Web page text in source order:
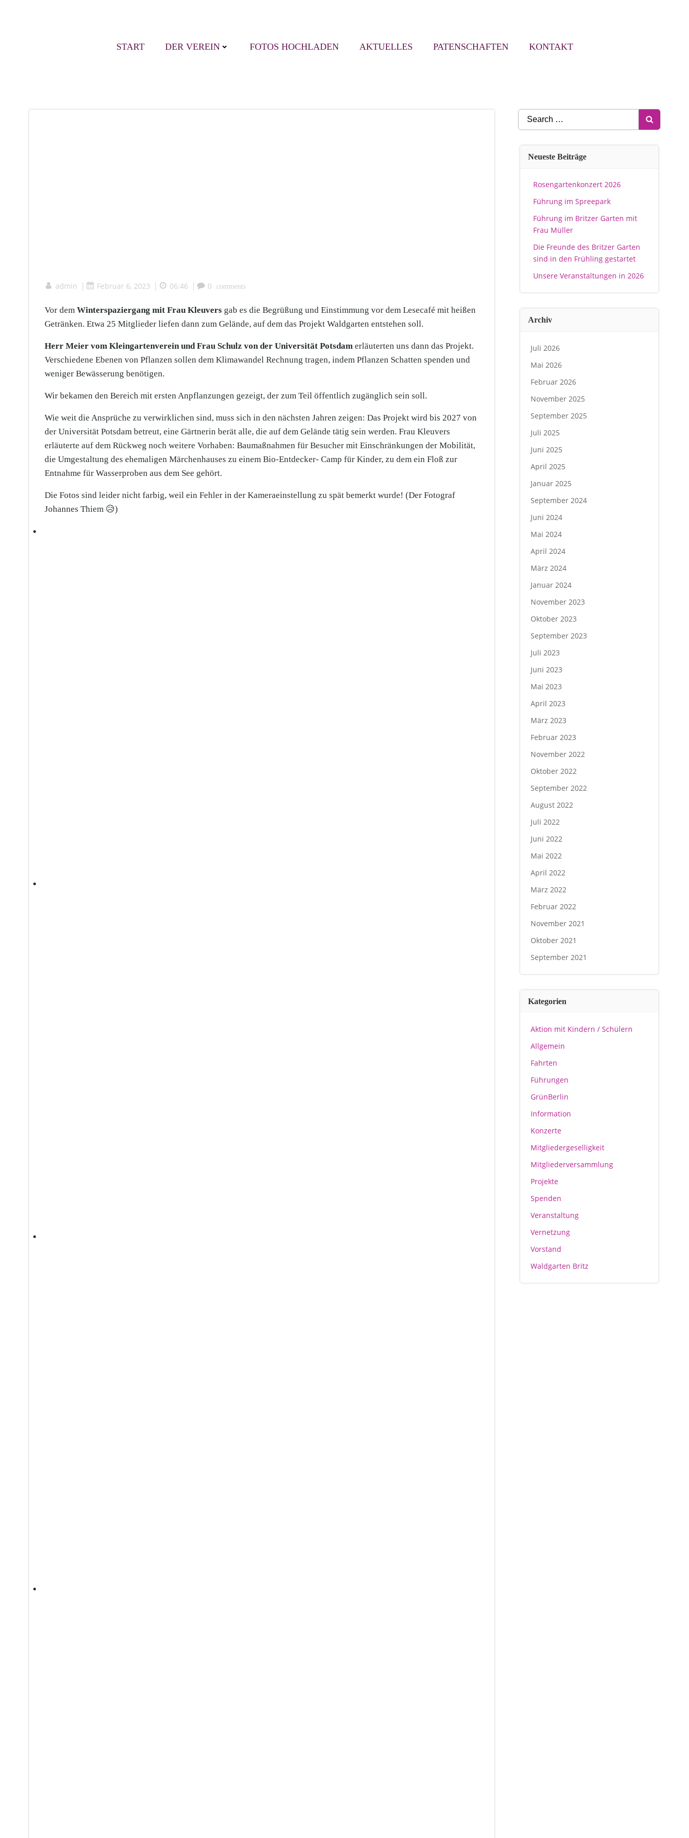
START DER VEREIN FOTOS HOCHLADEN AKTUELLES PATENSCHAFTEN KONTAKT
admin | Februar 6, 2023 | 06:46 | 0 comments
Vor dem Winterspaziergang mit Frau Kleuvers gab es die Begrüßung und Einstimmung vor dem Lesecafé mit heißen
Getränken. Etwa 25 Mitglieder liefen dann zum Gelände, auf dem das Projekt Waldgarten entstehen soll.
Herr Meier vom Kleingartenverein und Frau Schulz von der Universität Potsdam erläuterten uns dann das Projekt.
Verschiedene Ebenen von Pflanzen sollen dem Klimawandel Rechnung tragen, indem Pflanzen Schatten spenden und
weniger Bewässerung benötigen.
Wir bekamen den Bereich mit ersten Anpflanzungen gezeigt, der zum Teil öffentlich zugänglich sein soll.
Wie weit die Ansprüche zu verwirklichen sind, muss sich in den nächsten Jahren zeigen: Das Projekt wird bis 2027 von
der Universität Potsdam betreut, eine Gärtnerin berät alle, die auf dem Gelände tätig sein werden. Frau Kleuvers
erläuterte auf dem Rückweg noch weitere Vorhaben: Baumaßnahmen für Besucher mit Einschränkungen der Mobilität,
die Umgestaltung des ehemaligen Märchenhauses zu einem Bio-Entdecker- Camp für Kinder, zu dem ein Floß zur
Entnahme für Wasserproben aus dem See gehört.
Die Fotos sind leider nicht farbig, weil ein Fehler in der Kameraeinstellung zu spät bemerkt wurde! (Der Fotograf
Johannes Thiem 😥)
Search
for:
Neueste Beiträge
Rosengartenkonzert 2026
Führung im Spreepark
Führung im Britzer Garten mit
Frau Müller
Die Freunde des Britzer Garten
sind in den Frühling gestartet
Unsere Veranstaltungen in 2026
Archiv
Juli 2026
Mai 2026
Februar 2026
November 2025
September 2025
Juli 2025
Juni 2025
April 2025
Januar 2025
September 2024
Juni 2024
Mai 2024
April 2024
März 2024
Januar 2024
November 2023
Oktober 2023
September 2023
Juli 2023
Juni 2023
Mai 2023
April 2023
März 2023
Februar 2023
November 2022
Oktober 2022
September 2022
August 2022
Juli 2022
Juni 2022
Mai 2022
April 2022
März 2022
Februar 2022
November 2021
Oktober 2021
September 2021
Kategorien
Aktion mit Kindern / Schülern
Allgemein
Fahrten
Führungen
GrünBerlin
Information
Konzerte
Mitgliedergeselligkeit
Mitgliederversammlung
Projekte
Spenden
Veranstaltung
Vernetzung
Vorstand
Waldgarten Britz